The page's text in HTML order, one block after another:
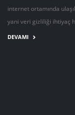
internet ortamında
yani veri gizliliği ihtiyaç
DEVAMI